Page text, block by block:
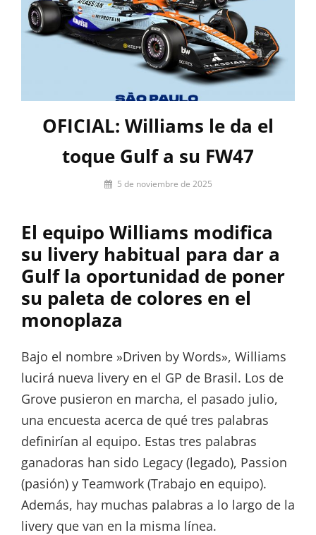
OFICIAL: Williams le da el
toque Gulf a su FW47
Por
Paquet
5 de noviembre de 2025
El equipo Williams modifica
su livery habitual para dar a
Gulf la oportunidad de poner
su paleta de colores en el
monoplaza
Bajo el nombre »Driven by Words», Williams
lucirá nueva livery en el GP de Brasil. Los de
Grove pusieron en marcha, el pasado julio,
una encuesta acerca de qué tres palabras
definirían al equipo. Estas tres palabras
ganadoras han sido Legacy (legado), Passion
(pasión) y Teamwork (Trabajo en equipo).
Además, hay muchas palabras a lo largo de la
livery que van en la misma línea.